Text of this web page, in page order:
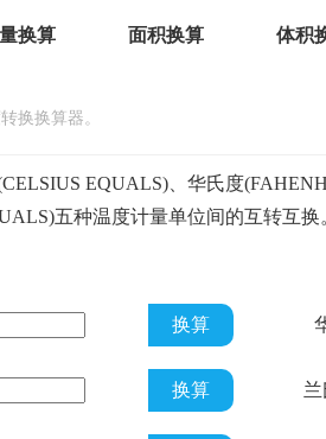
换算 面积换算 体积
换换算器。
EQUALS)、华氏度
五种温度计量单位间的互转互换
兰